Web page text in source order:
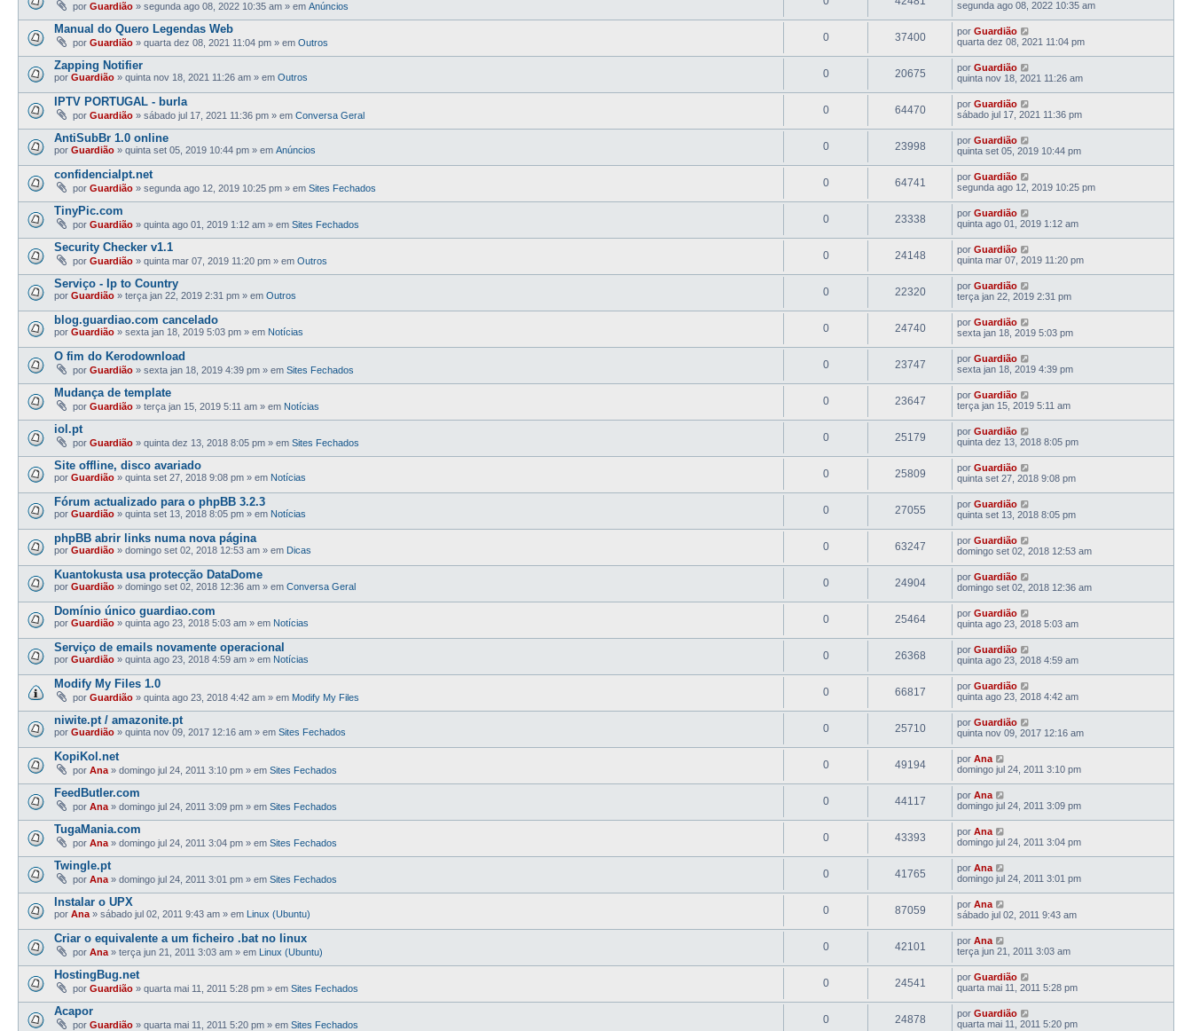
por Guardião » segunda ago 08, 2022 10:35 am » em Anúncios
segunda ago 08, 2022 10:35 am
Manual do Quero Legendas Web
por Guardião » quarta dez 08, 2021 11:04 pm » em Outros 0 37400 por Guardião
quarta dez 08, 2021 11:04 pm
Zapping Notifier
por Guardião » quinta nov 18, 2021 11:26 am » em Outros 0 20675 por Guardião
quinta nov 18, 2021 11:26 am
IPTV PORTUGAL - burla
por Guardião » sábado jul 17, 2021 11:36 pm » em Conversa Geral 0 64470 por Guardião
sábado jul 17, 2021 11:36 pm
AntiSubBr 1.0 online
por Guardião » quinta set 05, 2019 10:44 pm » em Anúncios 0 23998 por Guardião
quinta set 05, 2019 10:44 pm
confidencialpt.net
por Guardião » segunda ago 12, 2019 10:25 pm » em Sites Fechados 0 64741 por Guardião
segunda ago 12, 2019 10:25 pm
TinyPic.com
por Guardião » quinta ago 01, 2019 1:12 am » em Sites Fechados 0 23338 por Guardião
quinta ago 01, 2019 1:12 am
Security Checker v1.1
por Guardião » quinta mar 07, 2019 11:20 pm » em Outros 0 24148 por Guardião
quinta mar 07, 2019 11:20 pm
Serviço - Ip to Country
por Guardião » terça jan 22, 2019 2:31 pm » em Outros 0 22320 por Guardião
terça jan 22, 2019 2:31 pm
blog.guardiao.com cancelado
por Guardião » sexta jan 18, 2019 5:03 pm » em Notícias 0 24740 por Guardião
sexta jan 18, 2019 5:03 pm
O fim do Kerodownload
por Guardião » sexta jan 18, 2019 4:39 pm » em Sites Fechados 0 23747 por Guardião
sexta jan 18, 2019 4:39 pm
Mudança de template
por Guardião » terça jan 15, 2019 5:11 am » em Notícias 0 23647 por Guardião
terça jan 15, 2019 5:11 am
iol.pt
por Guardião » quinta dez 13, 2018 8:05 pm » em Sites Fechados 0 25179 por Guardião
quinta dez 13, 2018 8:05 pm
Site offline, disco avariado
por Guardião » quinta set 27, 2018 9:08 pm » em Notícias 0 25809 por Guardião
quinta set 27, 2018 9:08 pm
Fórum actualizado para o phpBB 3.2.3
por Guardião » quinta set 13, 2018 8:05 pm » em Notícias 0 27055 por Guardião
quinta set 13, 2018 8:05 pm
phpBB abrir links numa nova página
por Guardião » domingo set 02, 2018 12:53 am » em Dicas 0 63247 por Guardião
domingo set 02, 2018 12:53 am
Kuantokusta usa protecção DataDome
por Guardião » domingo set 02, 2018 12:36 am » em Conversa Geral 0 24904 por Guardião
domingo set 02, 2018 12:36 am
Domínio único guardiao.com
por Guardião » quinta ago 23, 2018 5:03 am » em Notícias 0 25464 por Guardião
quinta ago 23, 2018 5:03 am
Serviço de emails novamente operacional
por Guardião » quinta ago 23, 2018 4:59 am » em Notícias 0 26368 por Guardião
quinta ago 23, 2018 4:59 am
Modify My Files 1.0
por Guardião » quinta ago 23, 2018 4:42 am » em Modify My Files 0 66817 por Guardião
quinta ago 23, 2018 4:42 am
niwite.pt / amazonite.pt
por Guardião » quinta nov 09, 2017 12:16 am » em Sites Fechados 0 25710 por Guardião
quinta nov 09, 2017 12:16 am
KopiKol.net
por Ana » domingo jul 24, 2011 3:10 pm » em Sites Fechados 0 49194 por Ana
domingo jul 24, 2011 3:10 pm
FeedButler.com
por Ana » domingo jul 24, 2011 3:09 pm » em Sites Fechados 0 44117 por Ana
domingo jul 24, 2011 3:09 pm
TugaMania.com
por Ana » domingo jul 24, 2011 3:04 pm » em Sites Fechados 0 43393 por Ana
domingo jul 24, 2011 3:04 pm
Twingle.pt
por Ana » domingo jul 24, 2011 3:01 pm » em Sites Fechados 0 41765 por Ana
domingo jul 24, 2011 3:01 pm
Instalar o UPX
por Ana » sábado jul 02, 2011 9:43 am » em Linux (Ubuntu) 0 87059 por Ana
sábado jul 02, 2011 9:43 am
Criar o equivalente a um ficheiro .bat no linux
por Ana » terça jun 21, 2011 3:03 am » em Linux (Ubuntu) 0 42101 por Ana
terça jun 21, 2011 3:03 am
HostingBug.net
por Guardião » quarta mai 11, 2011 5:28 pm » em Sites Fechados 0 24541 por Guardião
quarta mai 11, 2011 5:28 pm
Acapor
por Guardião » quarta mai 11, 2011 5:20 pm » em Sites Fechados 0 24878 por Guardião
quarta mai 11, 2011 5:20 pm